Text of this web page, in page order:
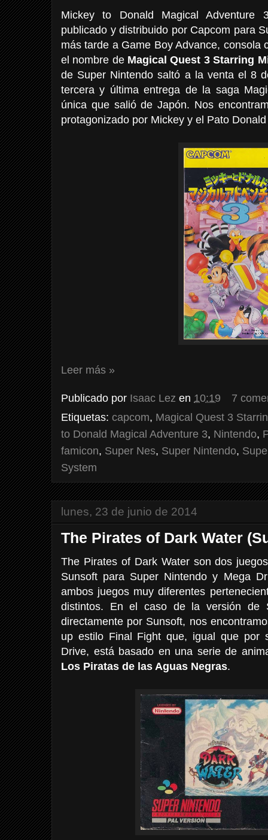
Mickey to Donald Magical Adventure
publicado y distribuido por Capcom para
más tarde a Game Boy Advance, consola
el nombre de Magical Quest 3 Starring
de Super Nintendo saltó a la venta el 8
tercera y última entrega de la saga
única que salió de Japón. Nos
protagonizado por Mickey y el Pato
Leer más »
Publicado por Isaac Lez en 10:19
7
Etiquetas: capcom, Magical Quest 3
to Donald Magical Adventure 3, Nintendo,
famicon, Super Nes, Super Nintendo,
System
lunes, 23 de junio de 2014
The Pirates of Dark Water
The Pirates of Dark Water son dos
Sunsoft para Super Nintendo y Mega
ambos juegos muy diferentes
distintos. En el caso de la versión de
directamente por Sunsoft, nos
up estilo Final Fight que, igual que por
Drive, está basado en una serie de
Los Piratas de las Aguas Negras.